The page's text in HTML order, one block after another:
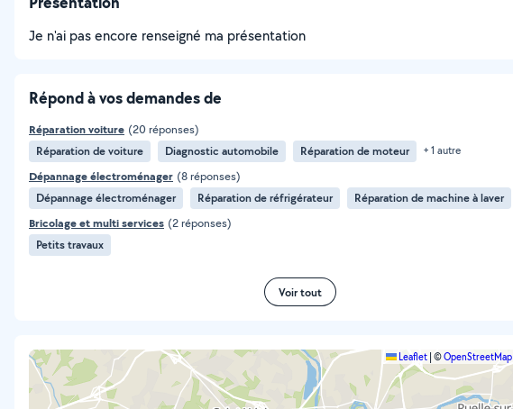
Je n'ai pas encore renseigné ma présentation
Répond à vos demandes de
Réparation voiture (20 réponses)
Réparation de voiture
Diagnostic automobile Réparation de moteur + 1 autre
Dépannage électroménager (8 réponses)
Dépannage électroménager
Réparation de réfrigérateur Réparation de machine à laver
Bricolage et multi services (2 réponses)
Petits travaux
Voir tout
Leaflet ©OpenStreetMap